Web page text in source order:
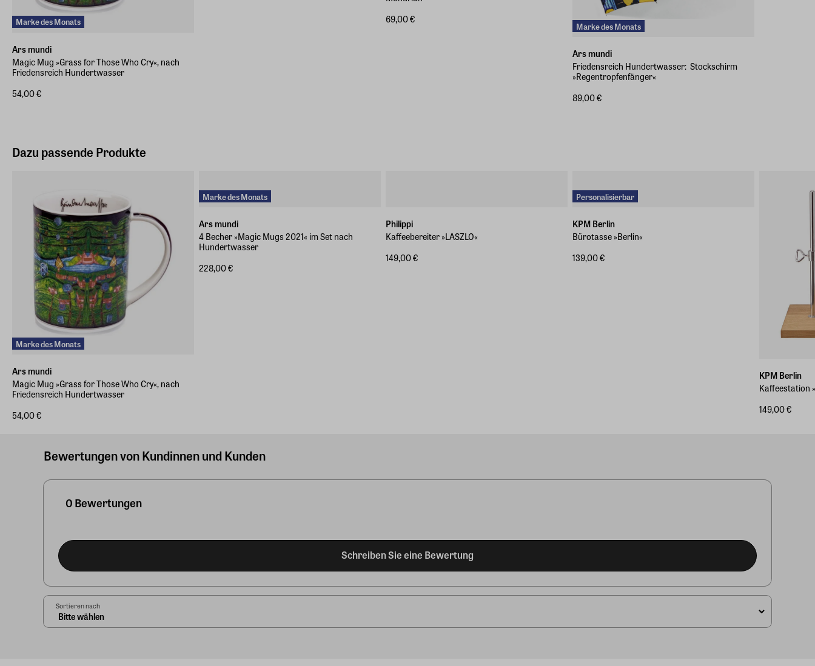
Marke des Monats
Ars mundi
Magic Mug »Grass for Those Who Cry«, nach
Friedensreich Hundertwasser
54,00 €
69,00 €
Marke des Monats
Ars mundi
Friedensreich Hundertwasser: ​ Stockschirm
»Regentropfenfänger«
89,00 €
Dazu passende Produkte
Marke des Monats
Ars mundi
Magic Mug »Grass for Those Who Cry«, nach
Friedensreich Hundertwasser
54,00 €
Marke des Monats
Ars mundi
4 Becher »Magic Mugs 2021« im Set nach
Hundertwasser
228,00 €
Philippi
Kaffeebereiter »LASZLO«
149,00 €
Personalisierbar
KPM Berlin
Bürotasse »Berlin«
139,00 €
KPM Berlin
Kaffeestation
149,00 €
Bewertungen von Kundinnen und Kunden
0 Bewertungen
Schreiben Sie eine Bewertung
Sortieren nach